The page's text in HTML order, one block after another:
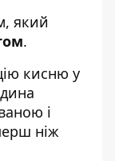
який
.
кисню у
і
ніж